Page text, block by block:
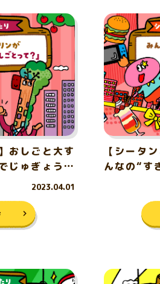
おしごと大す
じゅぎょうを
2023.04.01
【シータ
んなの“す